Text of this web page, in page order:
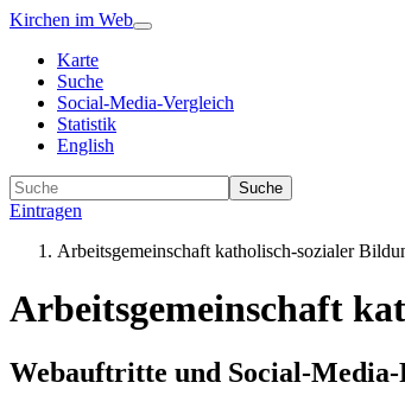
Kirchen im Web
Karte
Suche
Social-Media-Vergleich
Statistik
English
Suche
Eintragen
Arbeitsgemeinschaft katholisch-sozialer
Arbeitsgemeinschaft
Webauftritte und Social-